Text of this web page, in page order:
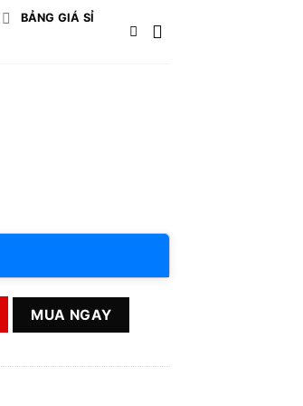
BẢNG GIÁ SỈ
MUA NGAY